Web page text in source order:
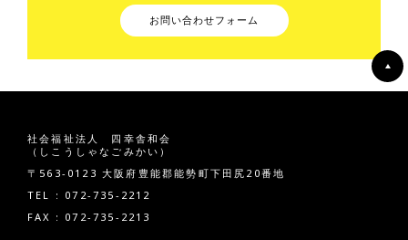
お問い合わせフォーム
社会福祉法人 四幸舎和会
（しこうしゃなごみかい）
〒563-0123 大阪府豊能郡能勢町下田尻20番地
TEL : 072-735-2212
FAX : 072-735-2213